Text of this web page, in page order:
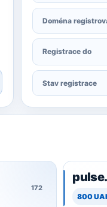
Doména
Registrace do
Stav registrace
172
800